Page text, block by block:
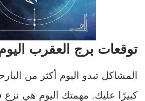
توقعات برج العقرب
المشاكل تبدو اليوم أكثر من
كبيرًا عليك. مهمتك اليوم هي نزع